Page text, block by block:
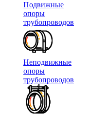
Подвижные
опоры
трубопроводов
Неподвижные
опоры
трубопроводов